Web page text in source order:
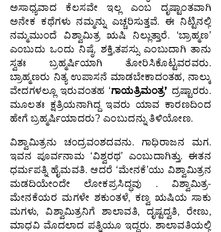
ಅಸಾಧ್ಯವಾದ ಕೆಲಸವೇ ಇಲ್ಲ ಎಂಬ ದೃಷ್ಟಾಂತವಾಗಿ
ಅನೇಕ ಕಥೆಗಳು ನಮ್ಮನ್ನು ಎಚ್ಚರಿಸುತ್ತವೆ. ಈ ನಿಟ್ಟಿನಲ್ಲಿ
ನಮ್ಮಮುಂದೆ ವಿಶ್ವಾಮಿತ್ರ ಋಷಿ ನಿಲ್ಲುತ್ತಾರೆ. ‘ಬ್ರಾಹ್ಮಣ’
ಎಂಬುದು ಒಂದು ನಿಷ್ಠೆ, ಶಕ್ತಿ,ತಪಸ್ಸು ಎಂಬುದಾಗಿ ತಾನು
ಸ್ವತಃ ಬ್ರಹ್ಮರ್ಷಿಯಾಗಿ ತೋರಿಸಿಕೊಟ್ಟವರವರು.
ಬ್ರಾಹ್ಮಣರು ನಿತ್ಯ ಉಪಾಸನೆ ಮಾಡಬೇಕಾದಂತಹ, ನಾಲ್ಕು
ವೇದಗಳಲ್ಲೂ ಇರುವಂತಹ ‘ಗಾಯತ್ರಿಮಂತ್ರ’ ದ್ರಷ್ಟಾರರು.
ಮೂಲತಃ ಕ್ಷತ್ರಿಯನಾಗಿದ್ದ ಇವರು ಯಾವ ಕಾರಣದಿಂದ
ಹೇಗೆ ಬ್ರಹ್ಮರ್ಷಿಯಾದರು? ಎಂಬುದನ್ನು ತಿಳಿಯೋಣ.
ವಿಶ್ವಾಮಿತ್ರನು ಚಂದ್ರವಂಶದವನು. ಗಾಧಿರಾಜನ ಮಗ.
ಇವನ ಪೂರ್ವನಾಮ ‘ವಿಶ್ವರಥ’ ಎಂಬುದಾಗಿತ್ತು. ಈತನ
ಧರ್ಮಪತ್ನಿ ಹೈಮವತಿ. ಆದರೆ ‘ಮೇನಕೆ’ಯು ವಿಶ್ವಾಮಿತ್ರನ
ಮಡದಿಯೇಂದೇ ಲೋಕಪ್ರಸಿದ್ಧವು . ವಿಶ್ವಾಮಿತ್ರ-
ಮೇನಕೆಯರ ಮಗಳೇ ಶಕುಂತಳೆ, ಕಣ್ವ ಋಷಿಯ ಸಾಕು
ಮಗಳು, ವಿಶ್ವಾಮಿತ್ರನಿಗೆ ಶಾಲಾವತಿ, ದೃಷ್ಟದ್ವತಿ, ರೇಣು,
ಮಾಧವಿ ಮೊದಲಾದ ಪತ್ನಿಯೂ ಇದ್ದರು. ಶಾಲಾವತಿಯಲ್ಲಿ